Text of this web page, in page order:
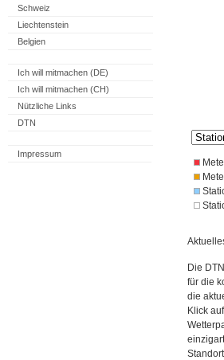
Schweiz
Liechtenstein
Belgien
Ich will mitmachen (DE)
Ich will mitmachen (CH)
Nützliche Links
DTN
Impressum
Die
für die
die
Klick